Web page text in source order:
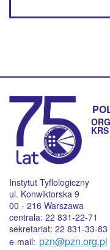
Instytut Tyflologiczny
ul. Konwiktorska 9
00 - 216 Warszawa
centrala: 22 831-22-71
sekretariat: 22 831-33-83
e-mail: pzn@pzn.org.pl